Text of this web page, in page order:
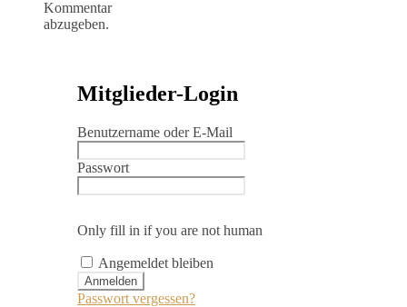
Kommentar
abzugeben.
Mitglieder-Login
Benutzername oder E-Mail
Passwort
Only fill in if you are not human
Angemeldet bleiben
Passwort vergessen?